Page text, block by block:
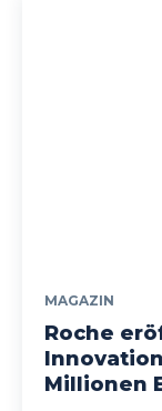
MAGAZIN
Roche
Millionen